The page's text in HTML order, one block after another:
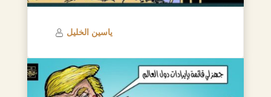
ياسين الخليل